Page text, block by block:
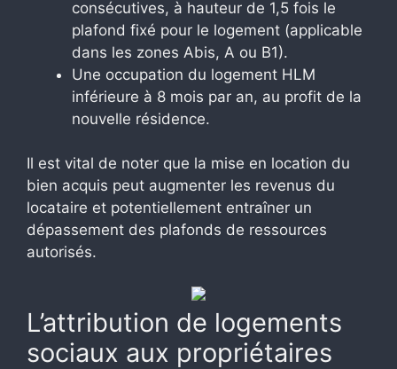
consécutives, à hauteur de 1,5 fois le
plafond fixé pour le logement (applicable
dans les zones Abis, A ou B1).
Une occupation du logement HLM
inférieure à 8 mois par an, au profit de la
nouvelle résidence.
Il est vital de noter que la mise en location du
bien acquis peut augmenter les revenus du
locataire et potentiellement entraîner un
dépassement des plafonds de ressources
autorisés.
L’attribution de logements
sociaux aux propriétaires